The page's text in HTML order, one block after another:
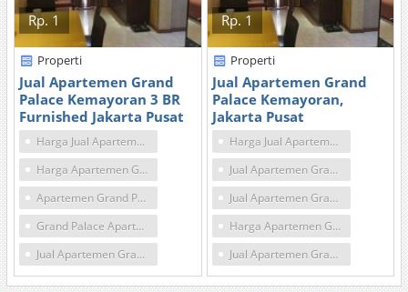
Rp. 1
Properti
Jual Apartemen Grand
Palace Kemayoran 3 BR
Furnished Jakarta Pusat
Harga Jual Apartemen Grand Palace Kemayoran
Harga Apartemen Grand Palace Kemayoran
Apartemen Grand Palace Kemayoran Dijual
Grand Palace Apartment Kemayoran
Jual Apartemen Grand Palace Murah
Rp. 1
Properti
Jual Apartemen Grand
Palace Kemayoran,
Jakarta Pusat
Harga Jual Apartemen Grand Palace Kemayoran
Jual Apartemen Grand Palace
Jual Apartemen Grand Palace Kemayoran
Harga Apartemen Grand Palace Kemayoran
Jual Apartemen Grand Palace Murah